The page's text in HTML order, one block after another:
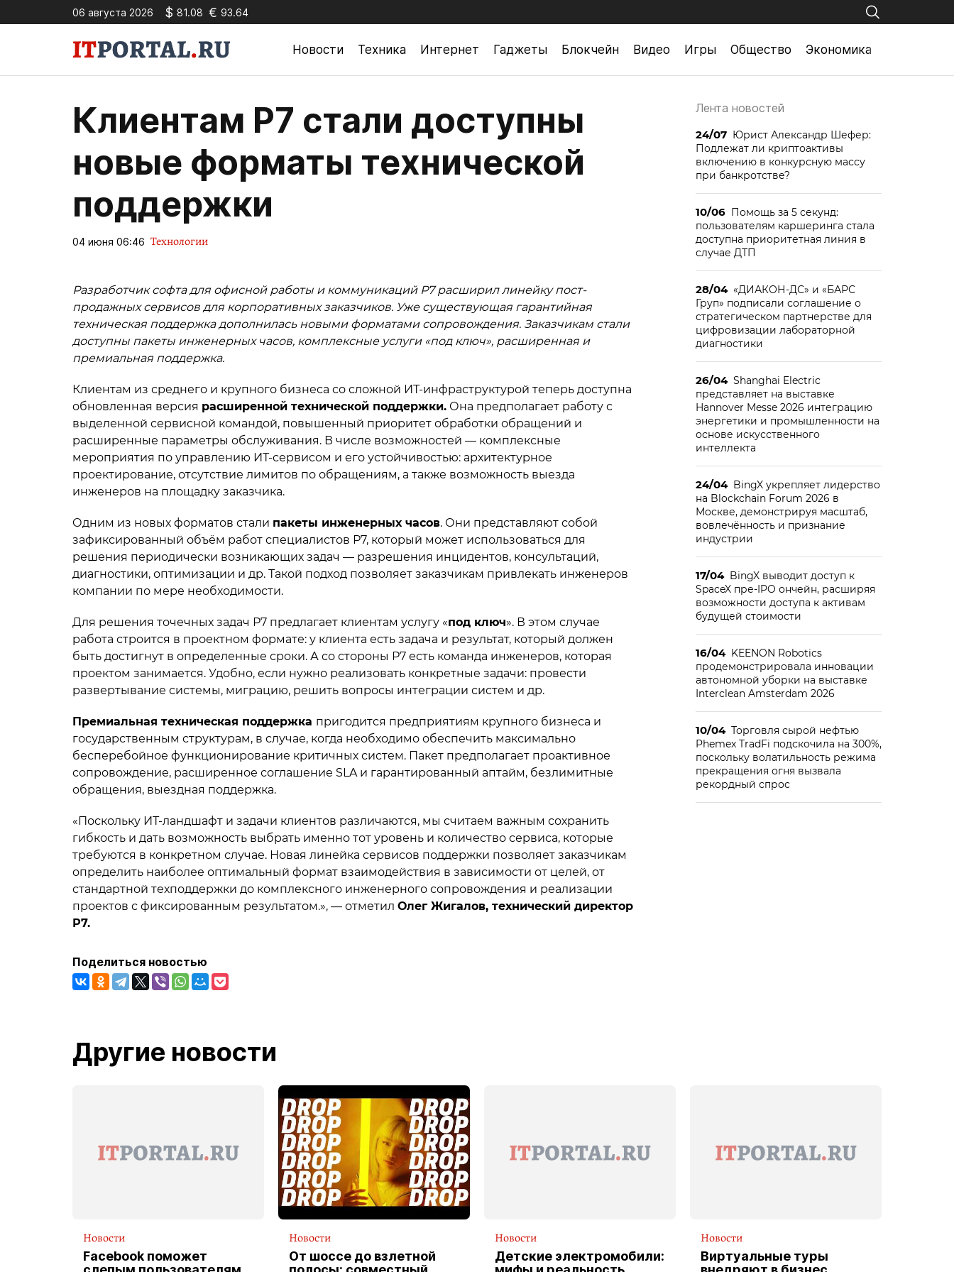
06 августа 2026 $ 81.08 € 93.64
Новости Техника Интернет Гаджеты Блокчейн Видео Игры Общество Экономика
Клиентам Р7 стали доступны
новые форматы технической
поддержки
04 июня 06:46 Технологии
Разработчик софта для офисной работы и коммуникаций Р7 расширил линейку пост-
продажных сервисов для корпоративных заказчиков. Уже существующая гарантийная
техническая поддержка дополнилась новыми форматами сопровождения. Заказчикам стали
доступны пакеты инженерных часов, комплексные услуги «под ключ», расширенная и
премиальная поддержка.
Клиентам из среднего и крупного бизнеса со сложной ИТ-инфраструктурой теперь доступна
обновленная версия расширенной технической поддержки. Она предполагает работу с
выделенной сервисной командой, повышенный приоритет обработки обращений и
расширенные параметры обслуживания. В числе возможностей — комплексные
мероприятия по управлению ИТ-сервисом и его устойчивостью: архитектурное
проектирование, отсутствие лимитов по обращениям, а также возможность выезда
инженеров на площадку заказчика.
Одним из новых форматов стали пакеты инженерных часов. Они представляют собой
зафиксированный объём работ специалистов Р7, который может использоваться для
решения периодически возникающих задач — разрешения инцидентов, консультаций,
диагностики, оптимизации и др. Такой подход позволяет заказчикам привлекать инженеров
компании по мере необходимости.
Для решения точечных задач Р7 предлагает клиентам услугу «под ключ». В этом случае
работа строится в проектном формате: у клиента есть задача и результат, который должен
быть достигнут в определенные сроки. А со стороны Р7 есть команда инженеров, которая
проектом занимается. Удобно, если нужно реализовать конкретные задачи: провести
развертывание системы, миграцию, решить вопросы интеграции систем и др.
Премиальная техническая поддержка пригодится предприятиям крупного бизнеса и
государственным структурам, в случае, когда необходимо обеспечить максимально
бесперебойное функционирование критичных систем. Пакет предполагает проактивное
сопровождение, расширенное соглашение SLA и гарантированный аптайм, безлимитные
обращения, выездная поддержка.
«Поскольку ИТ-ландшафт и задачи клиентов различаются, мы считаем важным сохранить
гибкость и дать возможность выбрать именно тот уровень и количество сервиса, которые
требуются в конкретном случае. Новая линейка сервисов поддержки позволяет заказчикам
определить наиболее оптимальный формат взаимодействия в зависимости от целей, от
стандартной техподдержки до комплексного инженерного сопровождения и реализации
проектов с фиксированным результатом.», — отметил Олег Жигалов, технический директор
Р7.
Поделиться новостью
Лента новостей
24/07 Юрист Александр Шефер:
Подлежат ли криптоактивы
включению в конкурсную массу
при банкротстве?
10/06 Помощь за 5 секунд:
пользователям каршеринга стала
доступна приоритетная линия в
случае ДТП
28/04 «ДИАКОН-ДС» и «БАРС
Груп» подписали соглашение о
стратегическом партнерстве для
цифровизации лабораторной
диагностики
26/04 Shanghai Electric
представляет на выставке
Hannover Messe 2026 интеграцию
энергетики и промышленности на
основе искусственного
интеллекта
24/04 BingX укрепляет лидерство
на Blockchain Forum 2026 в
Москве, демонстрируя масштаб,
вовлечённость и признание
индустрии
17/04 BingX выводит доступ к
SpaceX пре-IPO ончейн, расширяя
возможности доступа к активам
будущей стоимости
16/04 KEENON Robotics
продемонстрировала инновации
автономной уборки на выставке
Interclean Amsterdam 2026
10/04 Торговля сырой нефтью
Phemex TradFi подскочила на 300%,
поскольку волатильность режима
прекращения огня вызвала
рекордный спрос
Другие новости
Новости
Facebook поможет
Новости
От шоссе до взлетной
Новости
Детские электромобили:
Новости
Виртуальные туры